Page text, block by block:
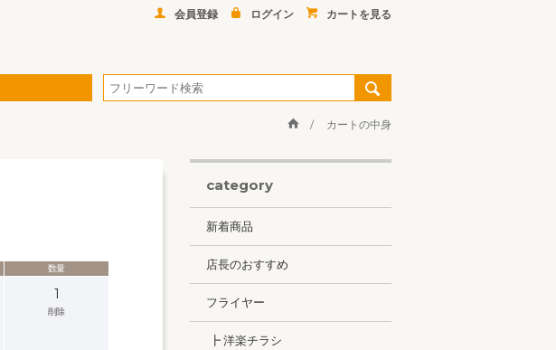
会員登録 ログイン カートを見る
カートの中身
数量
1
削除
category
新着商品
店長のおすすめ
フライヤー
┣ 洋楽チラシ